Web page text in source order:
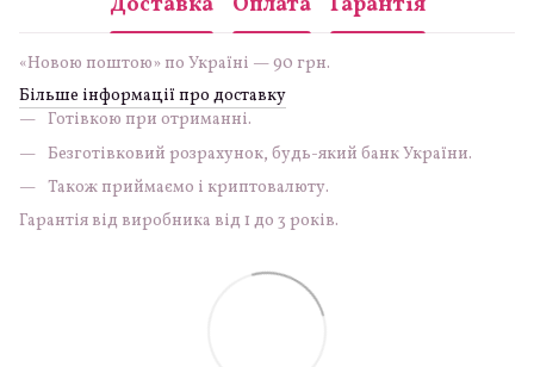
«Новою поштою» по Україні — 90 грн.
Більше інформації про доставку
Готівкою при отриманні.
Безготівковий розрахунок, будь-який банк України.
Також приймаємо і криптовалюту.
Гарантія від виробника від 1 до 3 років.